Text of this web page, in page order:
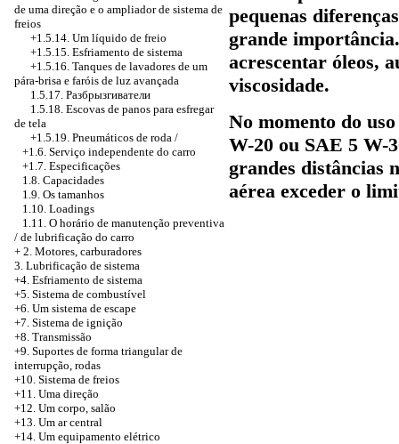
de uma direção e o ampliador de sistema de
freios
+1.5.14. Um líquido de freio
+1.5.15. Esfriamento de sistema
+1.5.16. Tanques de lavadores de um
pára-brisa e faróis de luz avançada
1.5.17. Разбрызгиватели
1.5.18. Escovas de panos para esfregar
de tela
+1.5.19. Pneumáticos de roda /
+1.6. Serviço independente do carro
+1.7. Especificações
1.8. Capacidades
1.9. Os tamanhos
1.10. Loadings
1.11. O horário de manutenção preventiva
/ de lubrificação do carro
+ 2. Motores, carburadores
3. Lubrificação de sistema
+4. Esfriamento de sistema
+5. Sistema de combustível
+6. Um sistema de escape
+7. Sistema de ignição
+8. Transmissão
+9. Suportes de forma triangular de
interrupção, rodas
+10. Sistema de freios
+11. Uma direção
+12. Um corpo, salão
+13. Um ar central
+14. Um equipamento elétrico
pequenas
grande
acrescentar óleos,
viscosidade.
No momento do
W-20 ou SAE 5 W-
grandes distâncias
aérea exceder o